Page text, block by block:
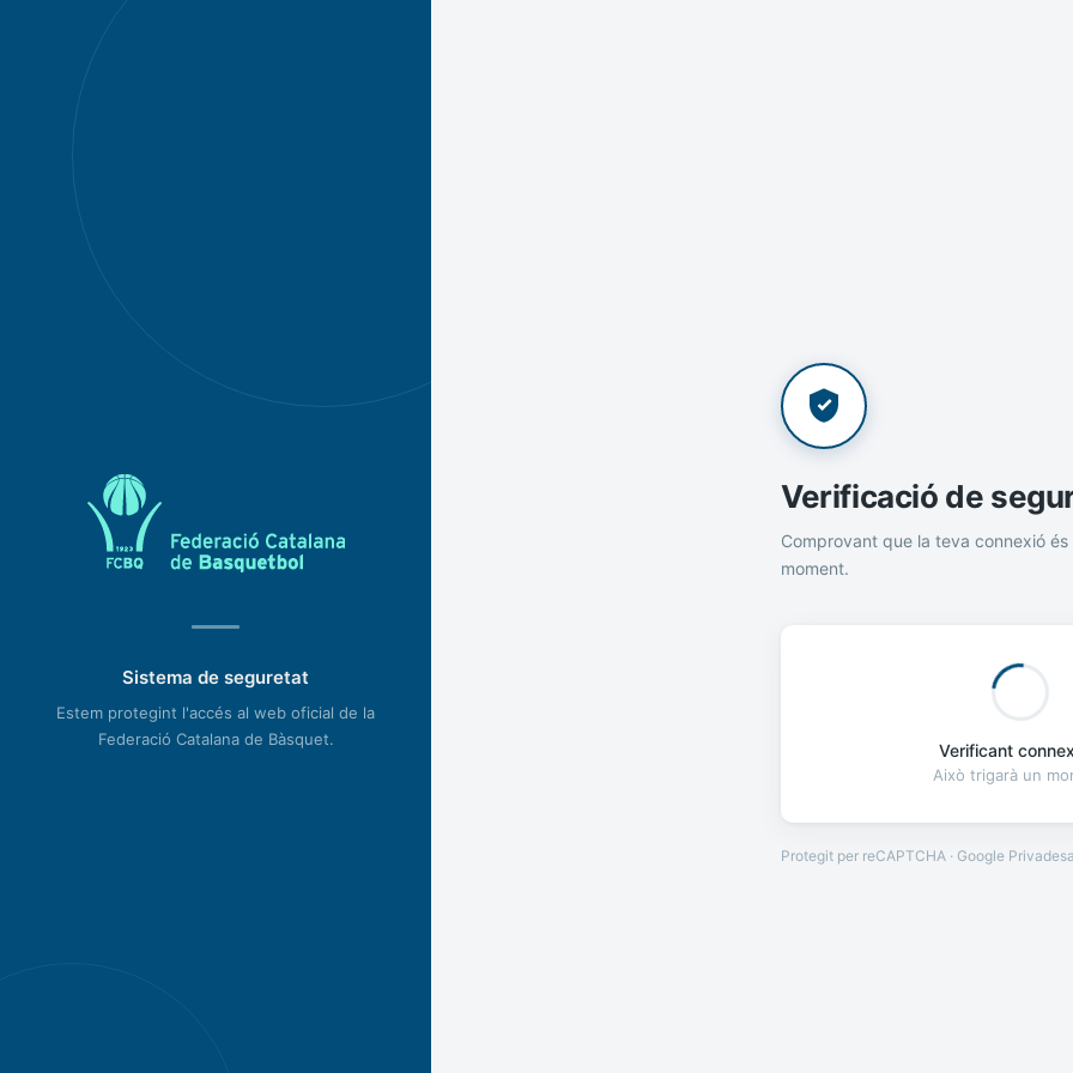
Sistema de seguretat
Estem protegint l'accés al web oficial de la
Federació Catalana de Bàsquet.
Verificació de
Comprovant que la teva connexió és
moment.
Verificant
Això trigarà un
Protegit per reCAPTCHA · Google Privadesa